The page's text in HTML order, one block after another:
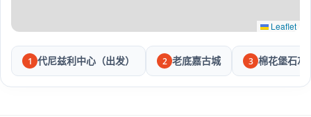
Leaflet
1 代尼兹利中心（出发） 2 老底嘉古城 3 棉花堡石灰